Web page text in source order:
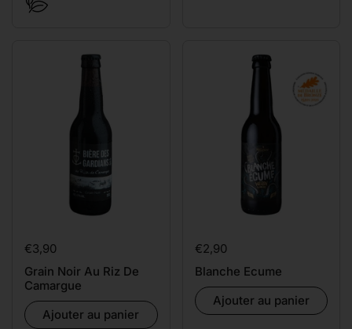
Prix:
€3,90
Grain Noir Au Riz De
Camargue
Ajouter au panier
Prix:
€2,90
Blanche Ecume
Ajouter au panier